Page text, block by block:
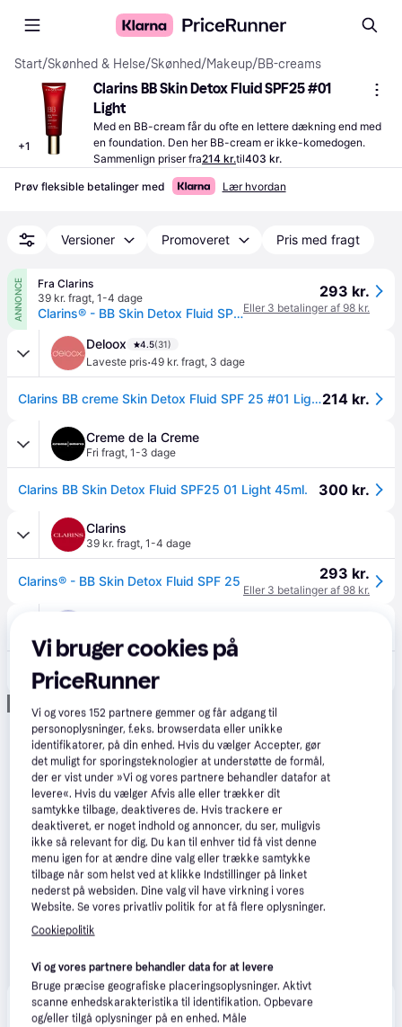
Start/Skønhed & Helse/Skønhed/Makeup/BB-creams
+1
Clarins BB Skin Detox Fluid SPF25 #01
Light
Med en BB-cream får du ofte en lettere dækning end med
en foundation. Den her BB-cream er ikke-komedogen.
Sammenlign priser fra214 kr.til403 kr.
Prøv fleksible betalinger med Lær hvordan
Versioner Promoveret Pris med fragt
ANNONCE
Fra Clarins
39 kr. fragt, 1-4 dage
Clarins® - BB Skin Detox Fluid SPF 25
293 kr.
Eller 3 betalinger af 98 kr.
Deloox 4.5(31)
Laveste pris·49 kr. fragt, 3 dage
Clarins BB creme Skin Detox Fluid SPF 25 #01 Light 45 ml214 kr.
Creme de la Creme
Fri fragt, 1-3 dage
Clarins BB Skin Detox Fluid SPF25 01 Light 45ml. 300 kr.
Clarins
39 kr. fragt, 1-4 dage
Clarins® - BB Skin Detox Fluid SPF 25 293 kr.
Eller 3 betalinger af 98 kr.
Clarins BB Skin Detox Fluid SPF 25 01 Light
Matas 5.0(2)
29 kr. fragt,1-2 dage
Vi bruger cookies på
PriceRunner
Vi og vores152 partnere gemmer og får adgang til
personoplysninger, f.eks. browserdata eller unikke
identifikatorer, på din enhed. Hvis du vælger Accepter, gør
det muligt for sporingsteknologier at understøtte de formål,
der er vist under »Vi og vores partnere behandler datafor at
levere«. Hvis du vælger Afvis alle eller trækker dit
samtykke tilbage, deaktiveres de. Hvis trackere er
deaktiveret, er noget indhold og annoncer, du ser, muligvis
ikke så relevant for dig. Du kan til enhver tid få vist denne
menu igen for at ændre dine valg eller trække samtykke
tilbage når som helst ved at klikke Indstillinger på linket
nederst på websiden. Dine valg vil have virkning i vores
Website. Se vores privatliv politik for at få flere oplysninger.
Cookiepolitik
Vi og vores partnere behandler data for at levere
Bruge præcise geografiske placeringsoplysninger. Aktivt
scanne enhedskarakteristika til identifikation. Opbevare
og/eller tilgå oplysninger på en enhed. Måle